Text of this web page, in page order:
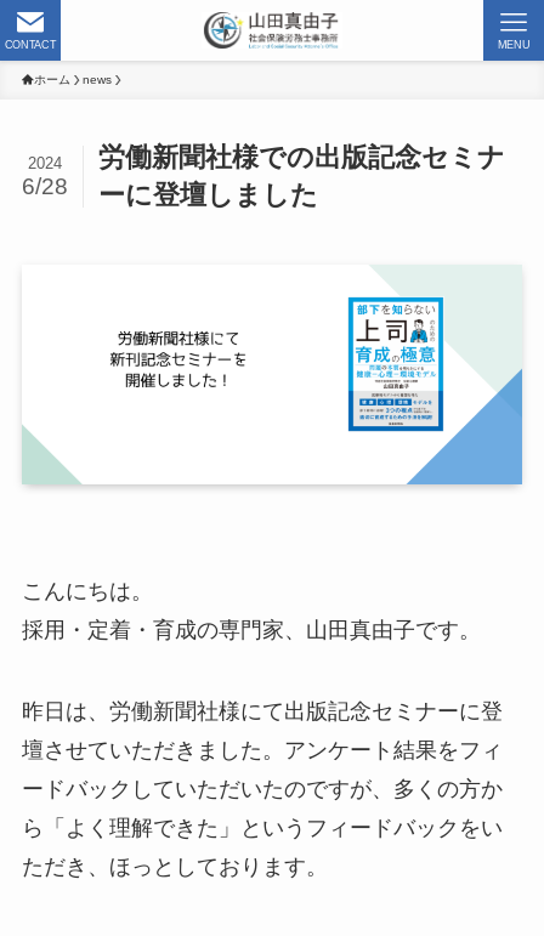
CONTACT MENU
ホーム news
労働新聞社様での出版記念セミナ
ーに登壇しました
2024
6/28
こんにちは。
採用・定着・育成の専門家、山田真由子です。
昨日は、労働新聞社様にて出版記念セミナーに登
壇させていただきました。アンケート結果をフィ
ードバックしていただいたのですが、多くの方か
ら「よく理解できた」というフィードバックをい
ただき、ほっとしております。